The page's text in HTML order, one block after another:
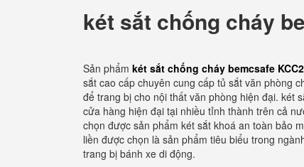
két sắt chống cháy
Sản phẩm két sắt chống cháy bemcsafe
sắt cao cấp chuyên cung cấp tủ sắt văn phòng
để trang bị cho nội thất văn phòng hiện đại. két
cửa hàng hiện đại tại nhiều tỉnh thành trên cả
chọn được sản phẩm két sắt khoá an toàn bảo
liền được chọn là sản phẩm tiêu biểu trong
trang bị bánh xe di động.